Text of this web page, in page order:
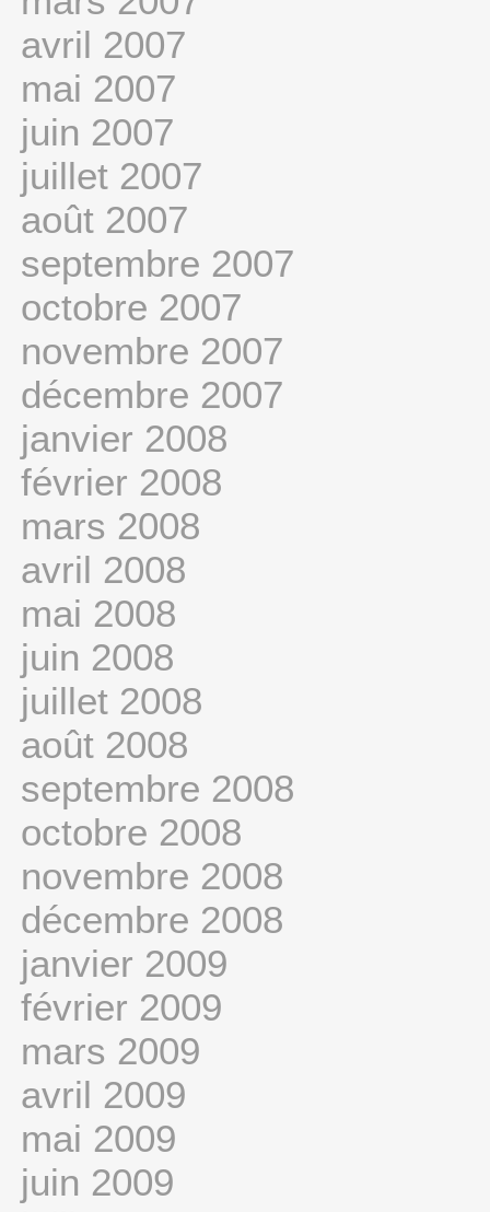
avril 2007
mai 2007
juin 2007
juillet 2007
août 2007
septembre 2007
octobre 2007
novembre 2007
décembre 2007
janvier 2008
février 2008
mars 2008
avril 2008
mai 2008
juin 2008
juillet 2008
août 2008
septembre 2008
octobre 2008
novembre 2008
décembre 2008
janvier 2009
février 2009
mars 2009
avril 2009
mai 2009
juin 2009